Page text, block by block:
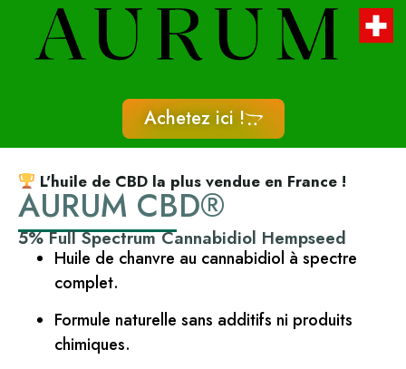
Achetez ici !
L'huile de CBD la plus vendue en France !
AURUM CBD®
5% Full Spectrum Cannabidiol Hempseed
Huile de chanvre au cannabidiol à spectre
complet.
Formule naturelle sans additifs ni produits
chimiques.